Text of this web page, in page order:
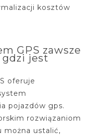
kosztów
GPS zawsze
jest
oferuje
pojazdów gps.
rozwiązaniom
można ustalić,